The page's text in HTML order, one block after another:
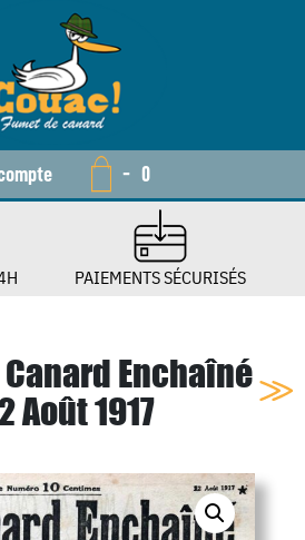
- 0
PAIEMENTS SÉCURISÉS
Canard Enchaîné
Août 1917